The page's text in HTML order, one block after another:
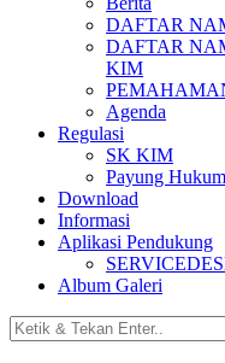
DAFTAR
DAFTAR
KIM
Agenda
Regulasi
SK KIM
Payung
Download
Informasi
Aplikasi Pendukung
Album Galeri